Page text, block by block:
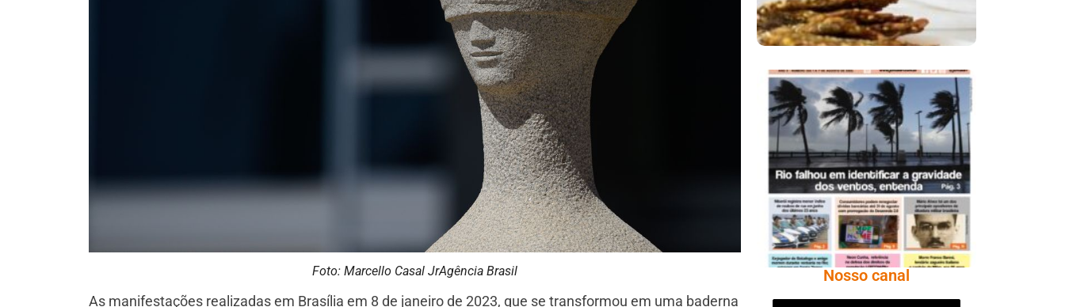
Foto: Marcello Casal JrAgência Brasil
As manifestações realizadas em Brasília em 8 de janeiro de 2023, que se transformou em uma baderna
Ano X – Número 366
01 A 07 De Agosto De
2026
Nosso canal